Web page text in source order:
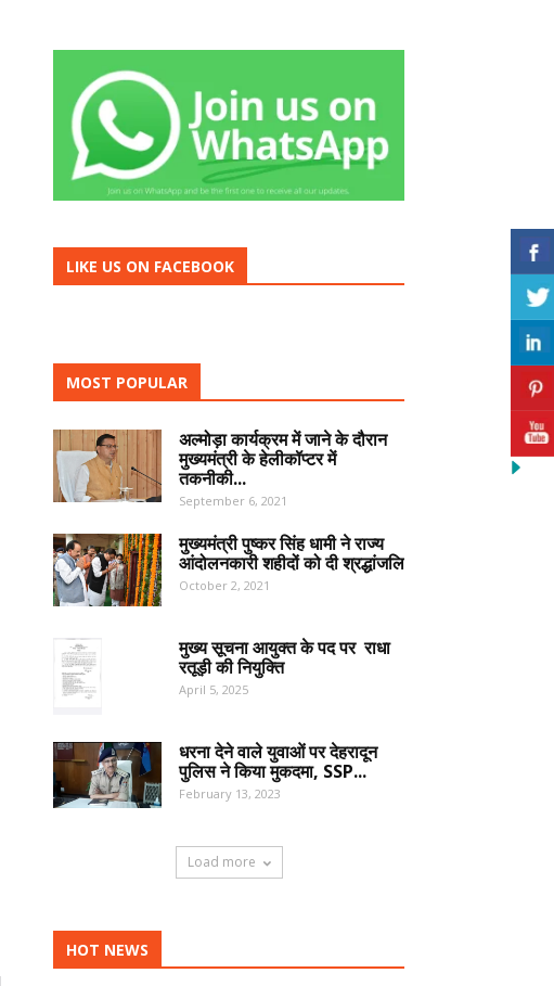
LIKE US ON FACEBOOK
MOST POPULAR
अल्मोड़ा कार्यक्रम में जाने के दौरान
मुख्यमंत्री के हेलीकॉप्टर में
तकनीकी...
September 6, 2021
मुख्यमंत्री पुष्कर सिंह धामी ने राज्य
आंदोलनकारी शहीदों को दी श्रद्धांजलि
October 2, 2021
मुख्य सूचना आयुक्त के पद पर राधा
रतूड़ी की नियुक्ति
April 5, 2025
धरना देने वाले युवाओं पर देहरादून
पुलिस ने किया मुकदमा, SSP...
February 13, 2023
Load more
HOT NEWS